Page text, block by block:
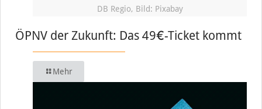
DB Regio, Bild: Pixabay
ÖPNV der Zukunft: Das 49€-Ticket kommt
Mehr